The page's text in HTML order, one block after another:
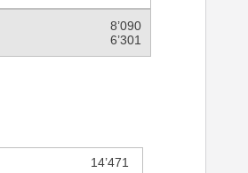
8’090
6’301
14’471